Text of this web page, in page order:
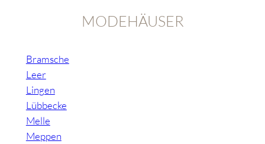
MODEHÄUSER
Bramsche
Leer
Lingen
Lübbecke
Melle
Meppen